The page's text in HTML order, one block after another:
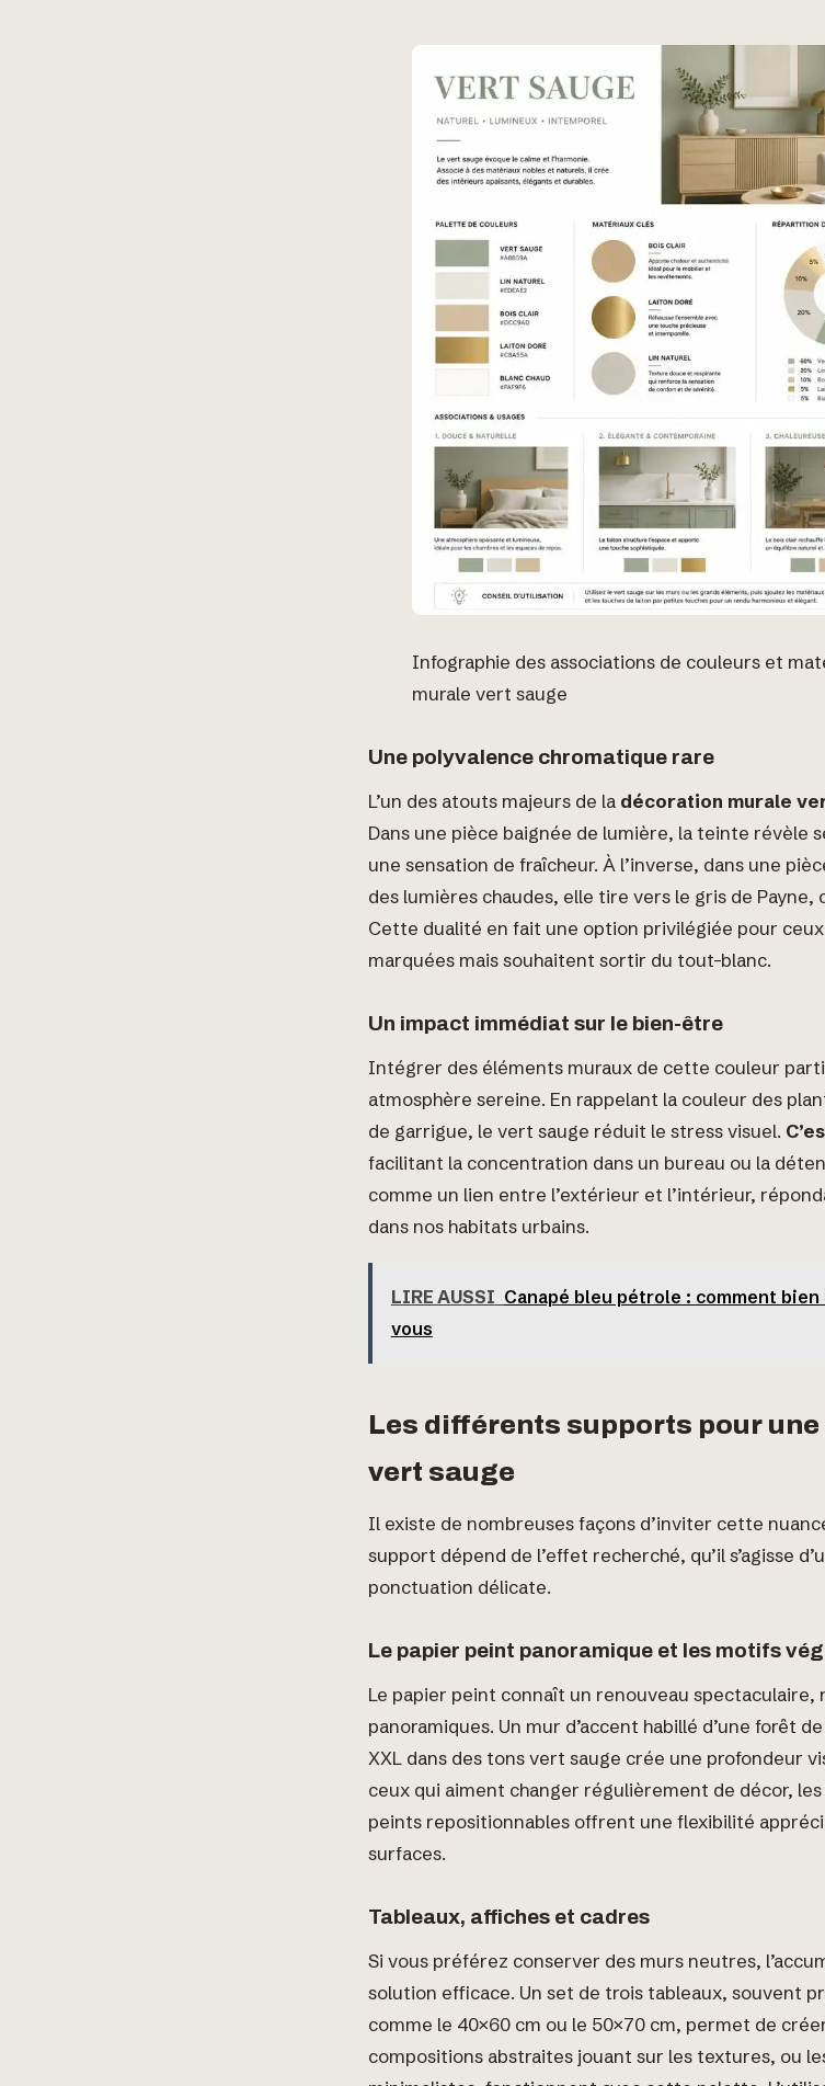
Infographie des associations de couleurs et
murale vert sauge
Une polyvalence chromatique rare
L’un des atouts majeurs de la décoration murale
Dans une pièce baignée de lumière, la teinte révèle
une sensation de fraîcheur. À l’inverse, dans une
des lumières chaudes, elle tire vers le gris de
Cette dualité en fait une option privilégiée pour
marquées mais souhaitent sortir du tout-blanc.
Un impact immédiat sur le bien-être
Intégrer des éléments muraux de cette couleur
atmosphère sereine. En rappelant la couleur des
de garrigue, le vert sauge réduit le stress visuel.
facilitant la concentration dans un bureau ou la
comme un lien entre l’extérieur et l’intérieur,
dans nos habitats urbains.
LIRE AUSSI Canapé bleu pétrole : comment
vous
Les différents supports pour
vert sauge
Il existe de nombreuses façons d’inviter cette
support dépend de l’effet recherché, qu’il s’agisse
ponctuation délicate.
Le papier peint panoramique et les motifs
Le papier peint connaît un renouveau
panoramiques. Un mur d’accent habillé d’une forêt
XXL dans des tons vert sauge crée une profondeur
ceux qui aiment changer régulièrement de décor,
peints repositionnables offrent une flexibilité
surfaces.
Tableaux, affiches et cadres
Si vous préférez conserver des murs neutres,
solution efficace. Un set de trois tableaux, souvent
comme le 40×60 cm ou le 50×70 cm, permet de
compositions abstraites jouant sur les textures, ou